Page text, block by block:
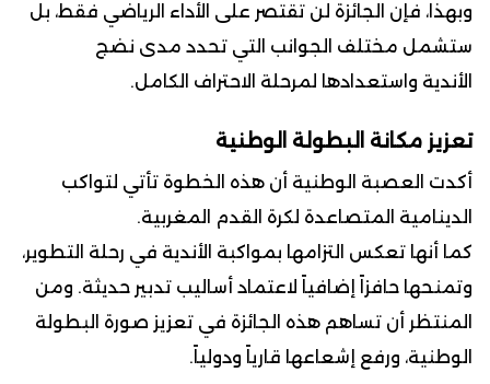
وبهذا، فإن الجائزة لن تقتصر على الأداء الرياضي فقط، بل
ستشمل مختلف الجوانب التي تحدد مدى نضج
الأندية واستعدادها لمرحلة الاحتراف الكامل.
تعزيز مكانة البطولة الوطنية
أكدت العصبة الوطنية أن هذه الخطوة تأتي لتواكب
الدينامية المتصاعدة لكرة القدم المغربية.
كما أنها تعكس التزامها بمواكبة الأندية في رحلة التطوير،
وتمنحها حافزاً إضافياً لاعتماد أساليب تدبير حديثة. ومن
المنتظر أن تساهم هذه الجائزة في تعزيز صورة البطولة
الوطنية، ورفع إشعاعها قارياً ودولياً.